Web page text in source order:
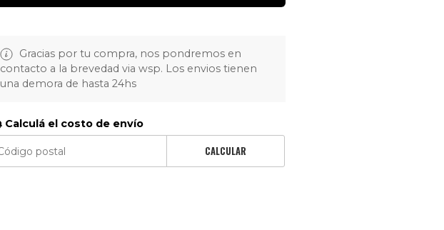
Gracias por tu compra, nos pondremos en
contacto a la brevedad via wsp. Los envios tienen
una demora de hasta 24hs
Calculá el costo de envío
CALCULAR